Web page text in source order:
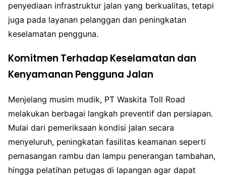
penyediaan infrastruktur jalan yang berkualitas, tetapi
juga pada layanan pelanggan dan peningkatan
keselamatan pengguna.
Komitmen Terhadap Keselamatan dan
Kenyamanan Pengguna Jalan
Menjelang musim mudik, PT Waskita Toll Road
melakukan berbagai langkah preventif dan persiapan.
Mulai dari pemeriksaan kondisi jalan secara
menyeluruh, peningkatan fasilitas keamanan seperti
pemasangan rambu dan lampu penerangan tambahan,
hingga pelatihan petugas di lapangan agar dapat